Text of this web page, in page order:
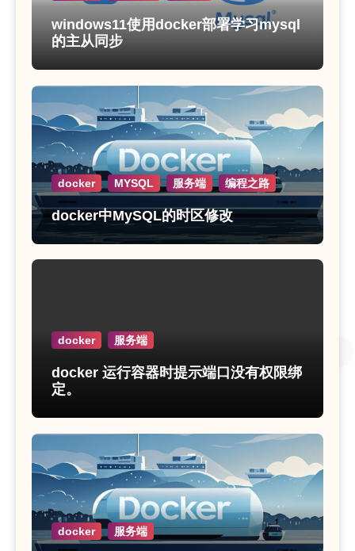
windows11使用docker部署学习mysql
的主从同步
docker MYSQL 服务端 编程之路
docker中MySQL的时区修改
docker 服务端
docker 运行容器时提示端口没有权限绑
定。
docker 服务端